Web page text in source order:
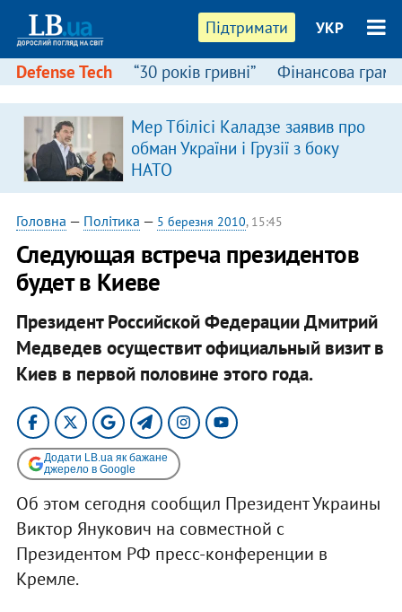
Підтримати УКР
Defense Tech “30 років гривні” Фінансова
Мер Тбілісі Каладзе заявив про
обман України і Грузії з боку
НАТО
Головна — Політика — 5 березня 2010, 15:45
Следующая встреча президентов
будет в Киеве
Президент Российской Федерации Дмитрий
Медведев осуществит официальный визит в
Киев в первой половине этого года.
Додати LB.ua як бажане
джерело в Google
Об этом сегодня сообщил Президент Украины
Виктор Янукович на совместной с
Президентом РФ пресс-конференции в
Кремле.